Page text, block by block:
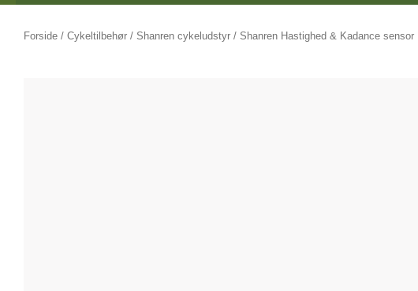
Forside / Cykeltilbehør / Shanren cykeludstyr / Shanren Hastighed & Kadance sensor